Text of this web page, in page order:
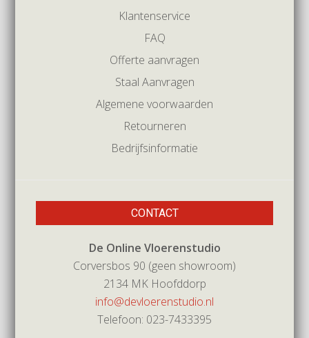
Klantenservice
FAQ
Offerte aanvragen
Staal Aanvragen
Algemene voorwaarden
Retourneren
Bedrijfsinformatie
CONTACT
De Online Vloerenstudio
Corversbos 90 (geen showroom)
2134 MK Hoofddorp
info@devloerenstudio.nl
Telefoon: 023-7433395